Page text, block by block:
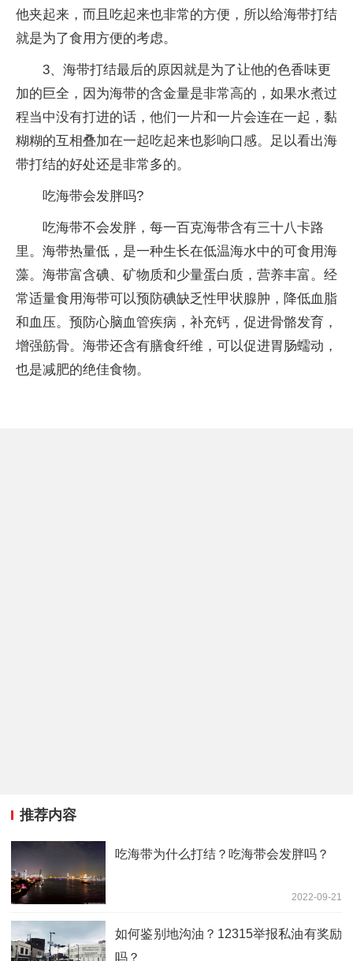
他夹起来，而且吃起来也非常的方便，所以给海带打结
就是为了食用方便的考虑。
3、海带打结最后的原因就是为了让他的色香味更
加的巨全，因为海带的含金量是非常高的，如果水煮过
程当中没有打进的话，他们一片和一片会连在一起，黏
糊糊的互相叠加在一起吃起来也影响口感。足以看出海
带打结的好处还是非常多的。
吃海带会发胖吗?
吃海带不会发胖，每一百克海带含有三十八卡路
里。海带热量低，是一种生长在低温海水中的可食用海
藻。海带富含碘、矿物质和少量蛋白质，营养丰富。经
常适量食用海带可以预防碘缺乏性甲状腺肿，降低血脂
和血压。预防心脑血管疾病，补充钙，促进骨骼发育，
增强筋骨。海带还含有膳食纤维，可以促进胃肠蠕动，
也是减肥的绝佳食物。
推荐内容
吃海带为什么打结？吃海带会发胖吗？
2022-09-21
如何鉴别地沟油？12315举报私油有奖励
吗？